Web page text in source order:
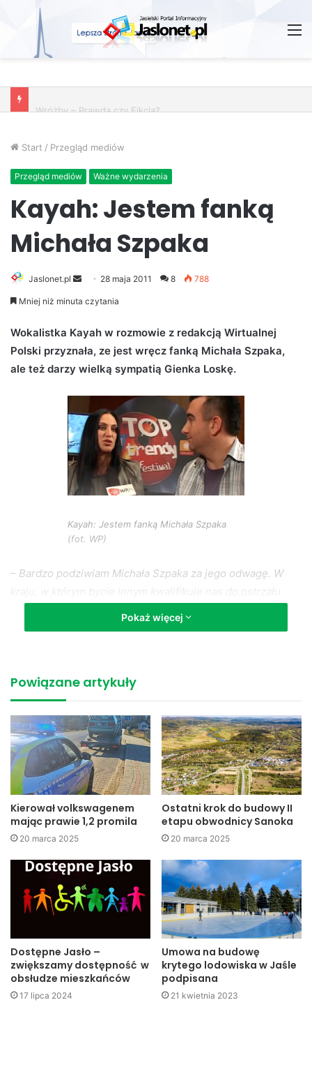
Start / Przegląd mediów
Przegląd mediów Ważne wydarzenia
Kayah: Jestem fanką
Michała Szpaka
Jaslonet.pl
d
a
m
a
i
28 maja 2011 8 788
Mniej niż minuta czytania
Wokalistka Kayah w rozmowie z redakcją Wirtualnej
Polski przyznała, ze jest wręcz fanką Michała Szpaka,
ale też darzy wielką sympatią Gienka Loskę.
Kayah: Jestem fanką Michała Szpaka
(fot. WP)
– Bardzo podziwiam Michała Szpaka za jego odwagę. W
Mówi Kayah
Jaslonet.pl
Jasło Kayah miasto michał
Szpak wp
Pokaż więcej
Powiązane artykuły
Kierował volkswagenem
mając prawie 1,2 promila
20 marca 2025
Ostatni krok do budowy II
etapu obwodnicy Sanoka
20 marca 2025
Dostępne Jasło –
zwiększamy dostępność w
obsłudze mieszkańców
17 lipca 2024
Umowa na budowę
krytego lodowiska w Jaśle
podpisana
21 kwietnia 2023